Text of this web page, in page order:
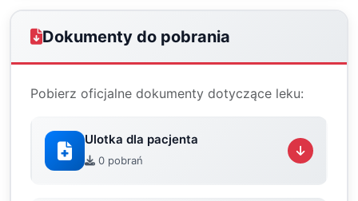
Dokumenty do pobrania
Pobierz oficjalne dokumenty dotyczące leku:
Ulotka dla pacjenta
0 pobrań